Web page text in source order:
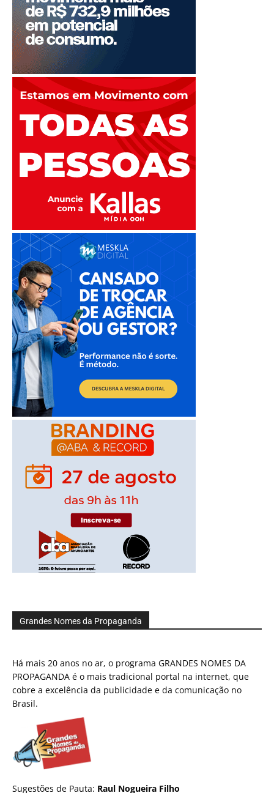
Grandes Nomes da Propaganda
Há mais 20 anos no ar, o programa GRANDES NOMES DA
PROPAGANDA é o mais tradicional portal na internet, que
cobre a excelência da publicidade e da comunicação no
Brasil.
Sugestões de Pauta: Raul Nogueira Filho